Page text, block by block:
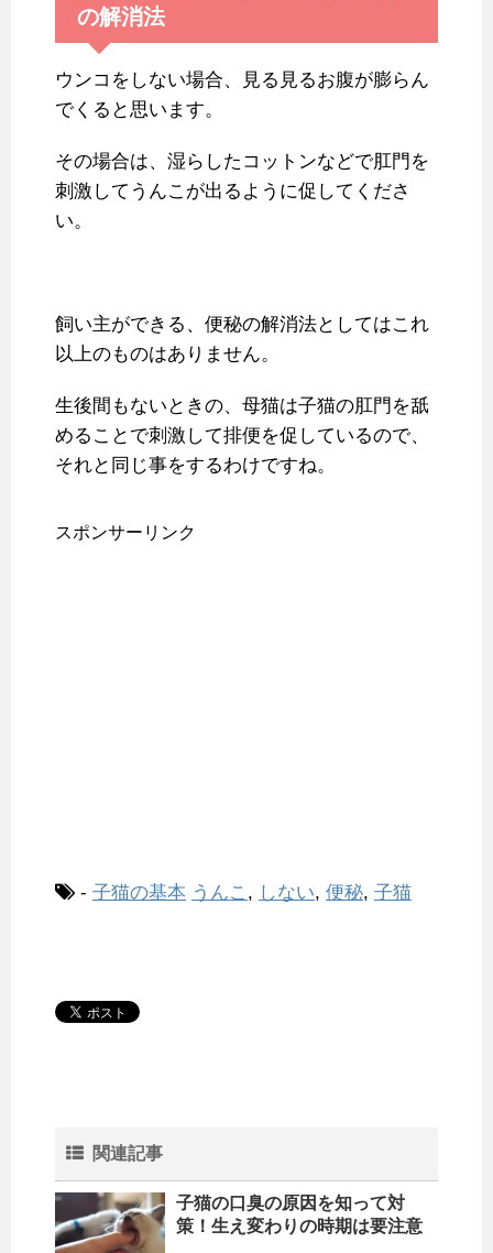
の解消法
ウンコをしない場合、見る見るお腹が膨らん
でくると思います。
その場合は、湿らしたコットンなどで肛門を
刺激してうんこが出るように促してくださ
い。
飼い主ができる、便秘の解消法としてはこれ
以上のものはありません。
生後間もないときの、母猫は子猫の肛門を舐
めることで刺激して排便を促しているので、
それと同じ事をするわけですね。
スポンサーリンク
- 子猫の基本 うんこ , しない, 便秘, 子猫
関連記事
子猫の口臭の原因を知って対
策！生え変わりの時期は要注意